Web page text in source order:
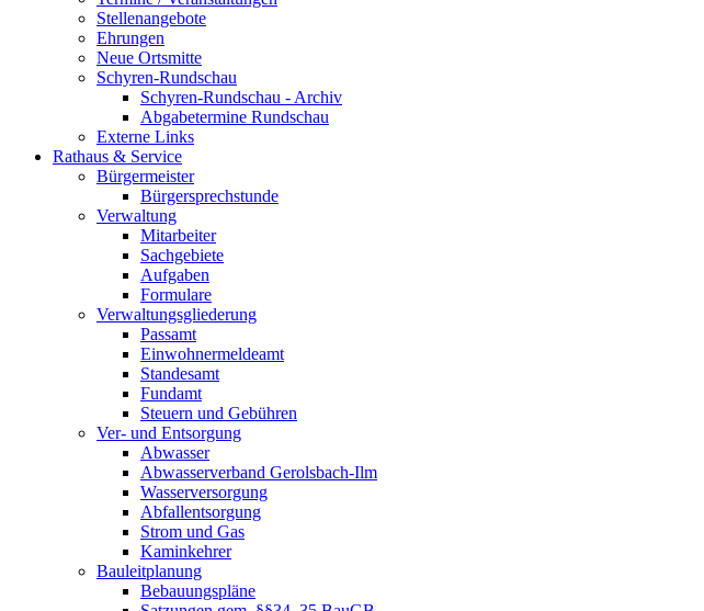
Stellenangebote
Ehrungen
Neue Ortsmitte
Schyren-Rundschau
Schyren-Rundschau - Archiv
Abgabetermine Rundschau
Externe Links
Rathaus & Service
Bürgermeister
Bürgersprechstunde
Verwaltung
Mitarbeiter
Sachgebiete
Aufgaben
Formulare
Verwaltungsgliederung
Passamt
Einwohnermeldeamt
Standesamt
Fundamt
Steuern und Gebühren
Ver- und Entsorgung
Abwasser
Abwasserverband Gerolsbach-Ilm
Wasserversorgung
Abfallentsorgung
Strom und Gas
Kaminkehrer
Bauleitplanung
Bebauungspläne